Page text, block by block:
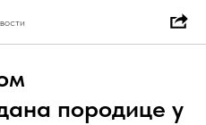
породице у